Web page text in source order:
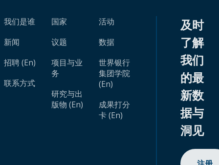
我们是谁
新闻
招聘 (En)
联系方式
国家
议题
项目与业
务
研究与出
版物 (En)
活动
数据
世界银行
集团学院
(En)
成果打分
卡 (En)
及时
了解
我们
的最
新数
据与
洞见